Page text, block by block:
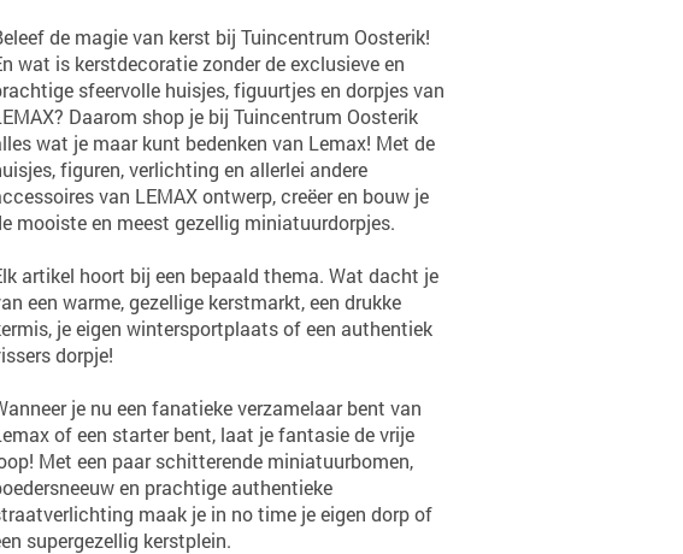
de magie van kerst bij Tuincentrum Oosterik!
wat is kerstdecoratie zonder de exclusieve en
sfeervolle huisjes, figuurtjes en dorpjes van
Daarom shop je bij Tuincentrum Oosterik
wat je maar kunt bedenken van Lemax! Met de
figuren, verlichting en allerlei andere
van LEMAX ontwerp, creëer en bouw je
mooiste en meest gezellig miniatuurdorpjes.
artikel hoort bij een bepaald thema. Wat dacht je
een warme, gezellige kerstmarkt, een drukke
je eigen wintersportplaats of een authentiek
dorpje!
je nu een fanatieke verzamelaar bent van
of een starter bent, laat je fantasie de vrije
Met een paar schitterende miniatuurbomen,
en prachtige authentieke
maak je in no time je eigen dorp of
supergezellig kerstplein.